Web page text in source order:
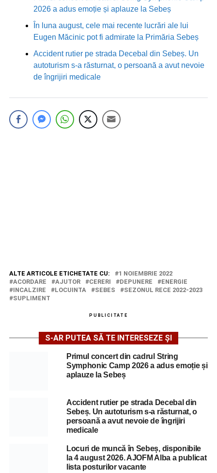
2026 a adus emoție și aplauze la Sebeș
În luna august, cele mai recente lucrări ale lui
Eugen Măcinic pot fi admirate la Primăria Sebeș
Accident rutier pe strada Decebal din Sebeș. Un
autoturism s-a răsturnat, o persoană a avut nevoie
de îngrijiri medicale
ALTE ARTICOLE ETICHETATE CU:
1 NOIEMBRIE 2022
ACORDARE
AJUTOR CERERI DEPUNERE
ENERGIE
INCALZIRE
LOCUINTA SEBES
SEZONUL RECE 2022-2023
SUPLIMENT
PUBLICITATE
S-AR PUTEA SĂ TE INTERESEZE ȘI
Primul concert din cadrul String
Symphonic Camp 2026 a adus emoție și
aplauze la Sebeș
Accident rutier pe strada Decebal din
Sebeș. Un autoturism s-a răsturnat, o
persoană a avut nevoie de îngrijiri
medicale
Locuri de muncă în Sebeș, disponibile
la 4 august 2026. AJOFM Alba a publicat
lista posturilor vacante